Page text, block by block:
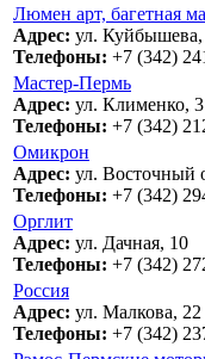
Люмен арт, багетная
Адрес: ул. Куйбышева,
Телефоны: +7 (342)
Мастер-Пермь
Адрес: ул. Клименко, 3
Телефоны: +7 (342)
Омикрон
Адрес: ул. Восточный
Телефоны: +7 (342)
Орглит
Адрес: ул. Дачная, 10
Телефоны: +7 (342)
Россия
Адрес: ул. Малкова, 22
Телефоны: +7 (342)